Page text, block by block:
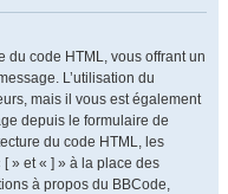
du code HTML, vous offrant un
L’utilisation du
mais il vous est également
depuis le formulaire de
du code HTML, les
» et « ] » à la place des
à propos du BBCode,